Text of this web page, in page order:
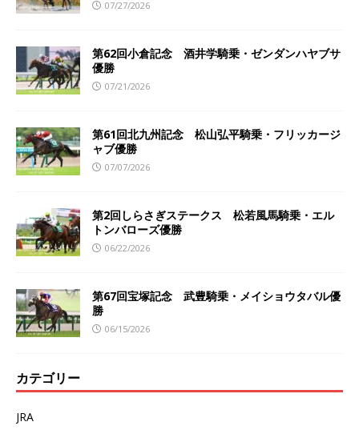
07/27/2026
第62回小倉記念 酒井学騎乗・ゼンダンハヤブサ
優勝
07/21/2026
第61回北九州記念 松山弘平騎乗・フリッカージ
ャブ優勝
07/07/2026
第2回しらさぎステークス 松若風馬騎乗・エル
トンバローズ優勝
06/22/2026
第67回宝塚記念 武豊騎乗・メイショウタバル優
勝
06/15/2026
カテゴリー
JRA